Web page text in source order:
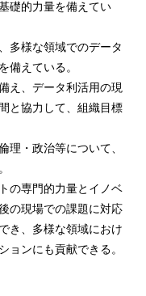
礎的力量を備えてい
多様な領域でのデータ
備えている。
え、データ利活用の現
と協力して、組織目標
理・政治等について、
の専門的力量とイノベ
の現場での課題に対応
き、多様な領域におけ
ョンにも貢献できる。